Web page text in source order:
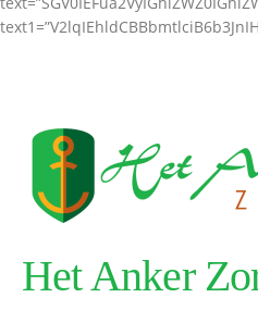
Het Anker